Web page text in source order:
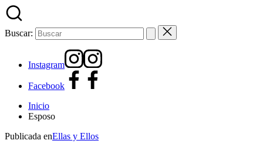
Buscar:
Instagram
Facebook
Inicio
Esposo
Publicada enEllas y Ellos